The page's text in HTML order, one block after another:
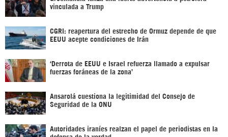
vinculada a Trump
CGRI: reapertura del estrecho de Ormuz depende de que
EEUU acepte condiciones de Irán
‘Derrota de EEUU e Israel refuerza llamado a expulsar
fuerzas foráneas de la zona’
Ansarolá cuestiona la legitimidad del Consejo de
Seguridad de la ONU
Autoridades iraníes realzan el papel de periodistas en la
defensa de la verdad